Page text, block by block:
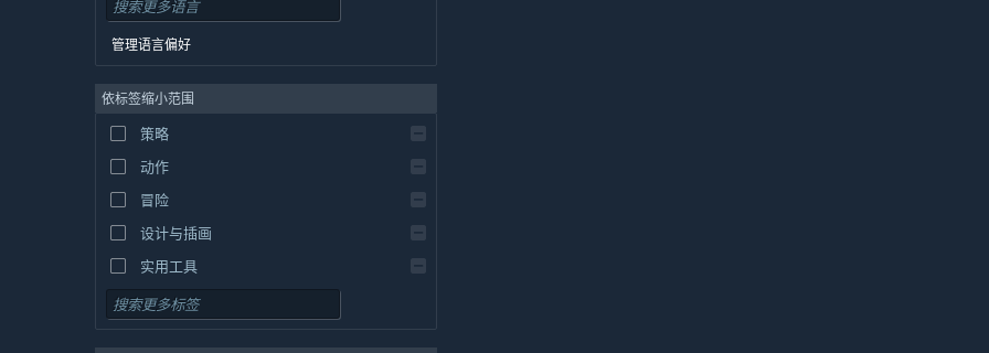
管理语言偏好
依标签缩小范围
策略
动作
冒险
设计与插画
实用工具
免费开玩